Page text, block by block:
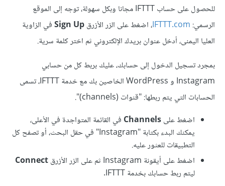
للحصول على حساب IFTTT مجانا وبكل سهولة، توجه إلى الموقع
الرسمي: IFTTT.com، اضغط على الزر الأزرقSign Upفي الزاوية
العليا اليمنى، أدخل عنوان بريدك الإلكتروني ثم اختر كلمة سرية.
بمجرد تسجيل الدخول إلى حسابك، عليك بربط كل من حسابي
Instagram و WordPress الخاصين بك مع خدمة IFTTT، تسمى
الحسابات التي يتم ربطها: "قنوات (channels)".
اضغط علىChannels في القائمة المتواجدة في الأعلى،
يمكنك البدء بكتابة "Instagram" في حقل البحث، أو تصفح كل
التطبيقات للعثور عليه.
اضغط على أيقونة Instagram ثم على الزر الأزرق
Connect
ليتم ربط حسابك بخدمة IFTTT.